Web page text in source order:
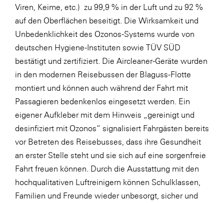
WK UBIT
Zühlke
Viren, Keime, etc.) zu 99,9 % in der Luft und zu 92 %
auf den Oberflächen beseitigt. Die Wirksamkeit und
Unbedenklichkeit des Ozonos-Systems wurde von
deutschen Hygiene-Instituten sowie TÜV SÜD
bestätigt und zertifiziert. Die Aircleaner-Geräte wurden
in den modernen Reisebussen der Blaguss-Flotte
montiert und können auch während der Fahrt mit
Passagieren bedenkenlos eingesetzt werden. Ein
eigener Aufkleber mit dem Hinweis „gereinigt und
desinfiziert mit Ozonos“ signalisiert Fahrgästen bereits
vor Betreten des Reisebusses, dass ihre Gesundheit
an erster Stelle steht und sie sich auf eine sorgenfreie
Fahrt freuen können. Durch die Ausstattung mit den
hochqualitativen Luftreinigern können Schulklassen,
Familien und Freunde wieder unbesorgt, sicher und